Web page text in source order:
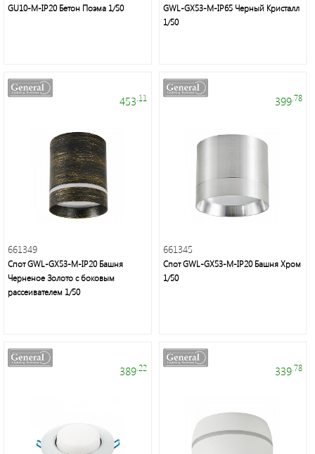
GU10-M-IP20 Бетон Поэма 1/50
GWL-GX53-M-IP65 Черный Кристалл
1/50
453 .11
661349
Спот GWL-GX53-M-IP20 Башня
Черненое Золото с боковым
рассеивателем 1/50
399.78
661345
Спот GWL-GX53-M-IP20 Башня Хром
1/50
389 .22 339.78